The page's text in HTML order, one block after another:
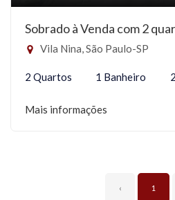
Sobrado à Venda com 2
Vila Nina, São Paulo-SP
2 Quartos 1 Banheiro
Mais informações
‹ 1